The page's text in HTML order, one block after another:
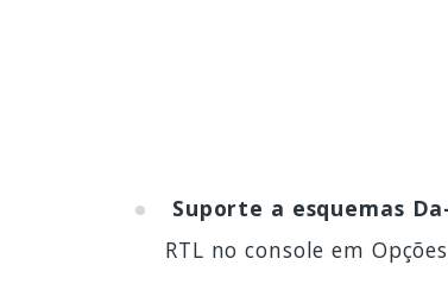
Suporte a esquemas
RTL no console em